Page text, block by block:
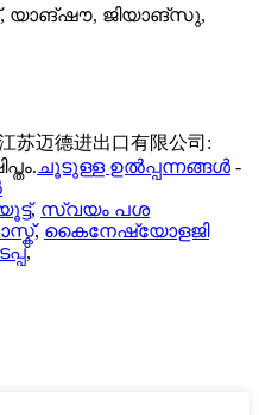
യാങ്‌ഷൗ, ജിയാങ്‌സു,
迈德进出口有限公司:
ചൂടുള്ള ഉൽപ്പന്നങ്ങൾ -
, സ്വയം പശ
, കൈനേഷ്യോളജി
,